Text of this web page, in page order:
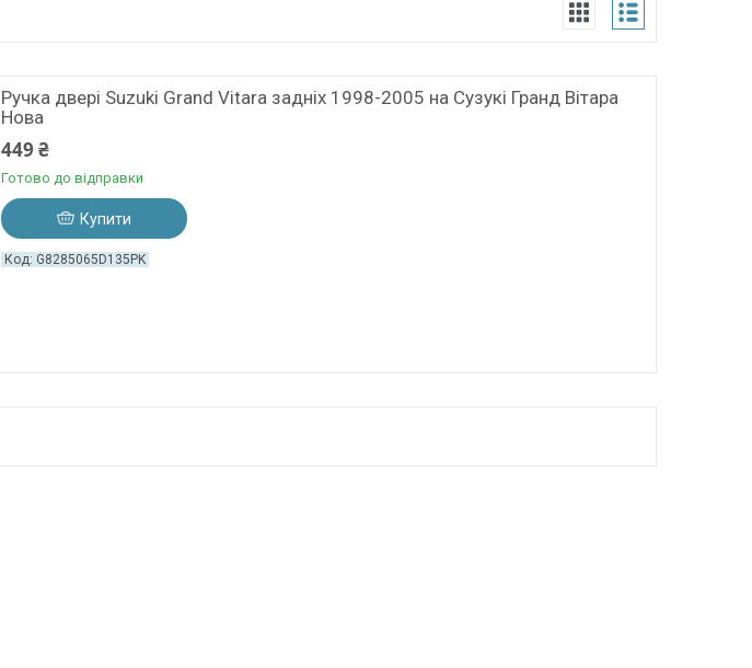
Ручка двері Suzuki Grand Vitara задніх 1998-2005 на Сузукі Гранд Вітара
Нова
449 ₴
Готово до відправки
Купити
G8285065D135PK